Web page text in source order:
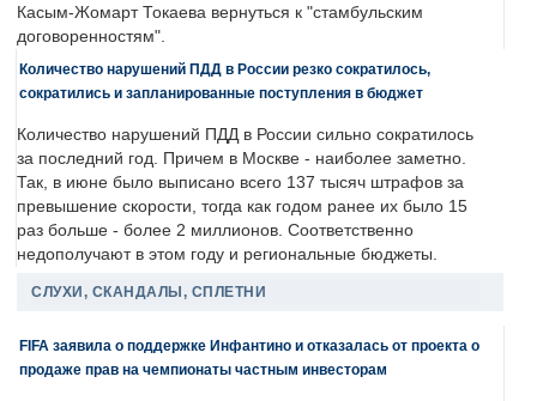
Касым-Жомарт Токаева вернуться к "стамбульским
договоренностям".
Количество нарушений ПДД в России резко сократилось,
сократились и запланированные поступления в бюджет
Количество нарушений ПДД в России сильно сократилось
за последний год. Причем в Москве - наиболее заметно.
Так, в июне было выписано всего 137 тысяч штрафов за
превышение скорости, тогда как годом ранее их было 15
раз больше - более 2 миллионов. Соответственно
недополучают в этом году и региональные бюджеты.
СЛУХИ, СКАНДАЛЫ, СПЛЕТНИ
FIFA заявила о поддержке Инфантино и отказалась от проекта о
продаже прав на чемпионаты частным инвесторам